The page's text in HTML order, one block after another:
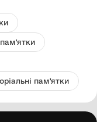
пам'ятки